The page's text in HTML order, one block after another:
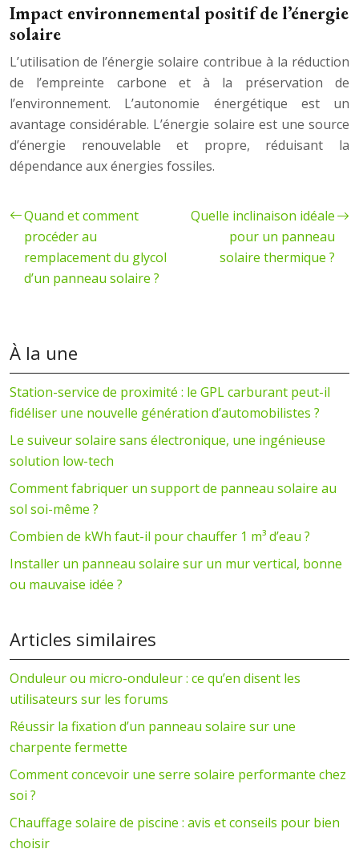
Impact environnemental positif de l’énergie
solaire
L’utilisation de l’énergie solaire contribue à la réduction
de l’empreinte carbone et à la préservation de
l’environnement. L’autonomie énergétique est un
avantage considérable. L’énergie solaire est une source
d’énergie renouvelable et propre, réduisant la
dépendance aux énergies fossiles.
Quand et comment
procéder au
remplacement du glycol
d’un panneau solaire ?
Quelle inclinaison idéale
pour un panneau
solaire thermique ?
À la une
Station-service de proximité : le GPL carburant peut-il
fidéliser une nouvelle génération d’automobilistes ?
Le suiveur solaire sans électronique, une ingénieuse
solution low-tech
Comment fabriquer un support de panneau solaire au
sol soi-même ?
Combien de kWh faut-il pour chauffer 1 m³ d’eau ?
Installer un panneau solaire sur un mur vertical, bonne
ou mauvaise idée ?
Articles similaires
Onduleur ou micro-onduleur : ce qu’en disent les
utilisateurs sur les forums
Réussir la fixation d’un panneau solaire sur une
charpente fermette
Comment concevoir une serre solaire performante chez
soi ?
Chauffage solaire de piscine : avis et conseils pour bien
choisir